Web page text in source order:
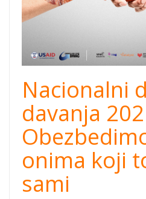
Nacionalni
davanja
onima koji
sami